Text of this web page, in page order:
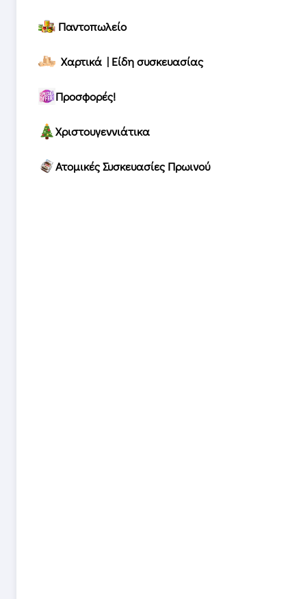
Παντοπωλείο
Χαρτικά | Είδη συσκευασίας
Προσφορές!
Χριστουγεννιάτικα
Ατομικές Συσκευασίες Πρωινού